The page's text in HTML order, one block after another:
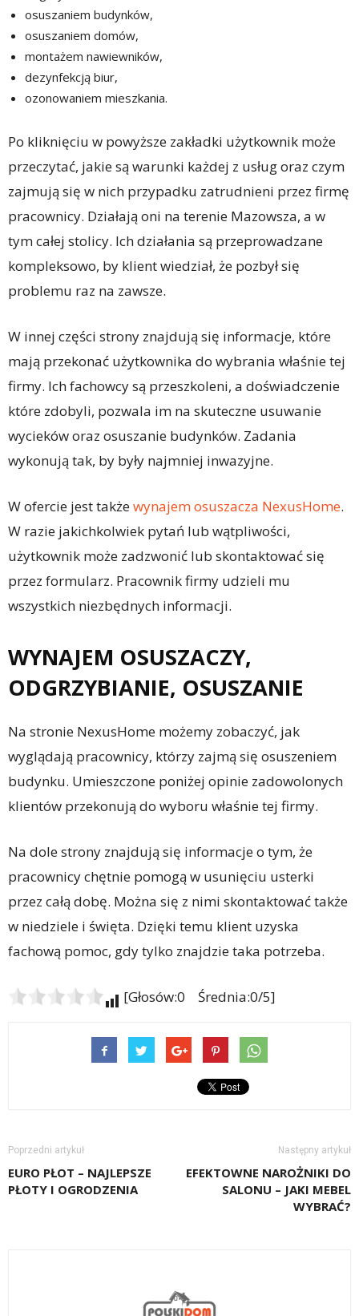
osuszaniem budynków,
osuszaniem domów,
montażem nawiewników,
dezynfekcją biur,
ozonowaniem mieszkania.
Po kliknięciu w powyższe zakładki użytkownik może
przeczytać, jakie są warunki każdej z usług oraz czym
zajmują się w nich przypadku zatrudnieni przez firmę
pracownicy. Działają oni na terenie Mazowsza, a w
tym całej stolicy. Ich działania są przeprowadzane
kompleksowo, by klient wiedział, że pozbył się
problemu raz na zawsze.
W innej części strony znajdują się informacje, które
mają przekonać użytkownika do wybrania właśnie tej
firmy. Ich fachowcy są przeszkoleni, a doświadczenie
które zdobyli, pozwala im na skuteczne usuwanie
wycieków oraz osuszanie budynków. Zadania
wykonują tak, by były najmniej inwazyjne.
W ofercie jest takżewynajem osuszacza NexusHome.
W razie jakichkolwiek pytań lub wątpliwości,
użytkownik może zadzwonić lub skontaktować się
przez formularz. Pracownik firmy udzieli mu
wszystkich niezbędnych informacji.
WYNAJEM OSUSZACZY,
ODGRZYBIANIE, OSUSZANIE
Na stronie NexusHome możemy zobaczyć, jak
wyglądają pracownicy, którzy zajmą się osuszeniem
budynku. Umieszczone poniżej opinie zadowolonych
klientów przekonują do wyboru właśnie tej firmy.
Na dole strony znajdują się informacje o tym, że
pracownicy chętnie pomogą w usunięciu usterki
przez całą dobę. Można się z nimi skontaktować także
w niedziele i święta. Dzięki temu klient uzyska
fachową pomoc, gdy tylko znajdzie taka potrzeba.
[Głosów:0 Średnia:0/5]
Poprzedni artykuł
EURO PŁOT – NAJLEPSZE
PŁOTY I OGRODZENIA
Następny artykuł
EFEKTOWNE NAROŻNIKI DO
SALONU – JAKI MEBEL
WYBRAĆ?